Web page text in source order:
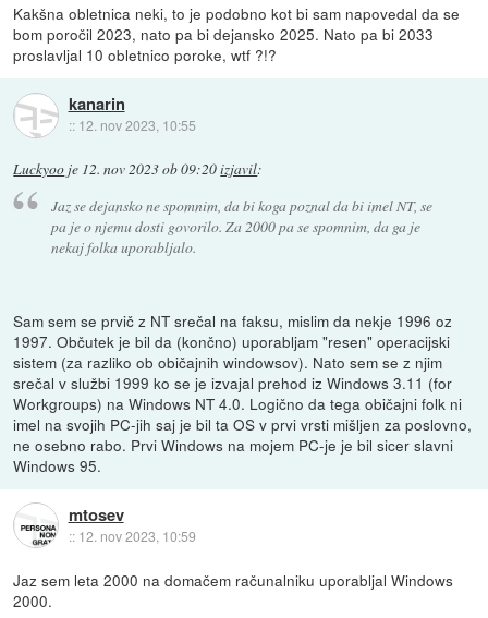
Kakšna obletnica neki, to je podobno kot bi sam napovedal da se
bom poročil 2023, nato pa bi dejansko 2025. Nato pa bi 2033
proslavljal 10 obletnico poroke, wtf ?!?
kanarin
:: 12. nov 2023, 10:55
Luckyoo je 12. nov 2023 ob 09:20izjavil:
Jaz se dejansko ne spomnim, da bi koga poznal da bi imel NT, se
pa je o njemu dosti govorilo. Za 2000 pa se spomnim, da ga je
nekaj folka uporabljalo.
Sam sem se prvič z NT srečal na faksu, mislim da nekje 1996 oz
1997. Občutek je bil da (končno) uporabljam "resen" operacijski
sistem (za razliko ob običajnih windowsov). Nato sem se z njim
srečal v službi 1999 ko se je izvajal prehod iz Windows 3.11 (for
Workgroups) na Windows NT 4.0. Logično da tega običajni folk ni
imel na svojih PC-jih saj je bil ta OS v prvi vrsti mišljen za poslovno,
ne osebno rabo. Prvi Windows na mojem PC-je je bil sicer slavni
Windows 95.
mtosev
:: 12. nov 2023, 10:59
Jaz sem leta 2000 na domačem računalniku uporabljal Windows
2000.